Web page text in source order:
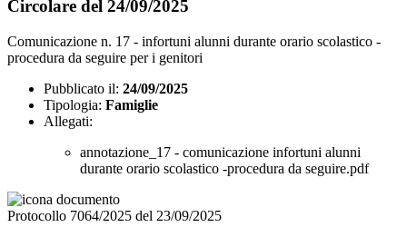
Circolare del 24/09/2025
Comunicazione n. 17 - infortuni alunni durante orario scolastico -
procedura da seguire per i genitori
Pubblicato il: 24/09/2025
Tipologia: Famiglie
Allegati:
annotazione_17 - comunicazione infortuni alunni
durante orario scolastico -procedura da seguire.pdf
Protocollo 7064/2025 del 23/09/2025